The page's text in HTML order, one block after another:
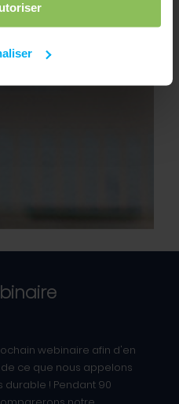
webinaire afin d'en
ce que nous appelons
! Pendant 90